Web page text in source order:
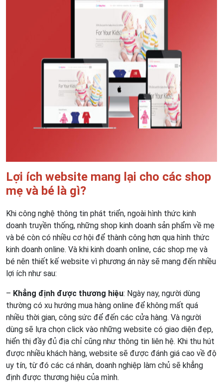
Lợi ích website mang lại cho các shop
mẹ và bé là gì?
Khi công nghệ thông tin phát triển, ngoài hình thức kinh
doanh truyền thống, những shop kinh doanh sản phẩm về mẹ
và bé còn có nhiều cơ hội để thành công hơn qua hình thức
kinh doanh online. Và khi kinh doanh online, các shop mẹ và
bé nên thiết kế website vì phương án này sẽ mang đến nhiều
lợi ích như sau:
– Khẳng định được thương hiệu: Ngày nay, người dùng
thường có xu hướng mua hàng online để không mất quá
nhiều thời gian, công sức để đến các cửa hàng. Và người
dùng sẽ lựa chọn click vào những website có giao diện đẹp,
hiển thị đầy đủ địa chỉ cũng như thông tin liên hệ. Khi thu hút
được nhiều khách hàng, website sẽ được đánh giá cao về độ
uy tín, từ đó các cá nhân, doanh nghiệp làm chủ sẽ khẳng
định được thương hiệu của mình.